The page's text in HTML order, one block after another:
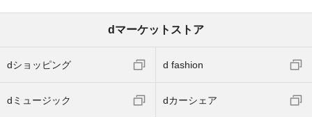
dマーケットストア
dショッピング d fashion
dミュージック dカーシェア